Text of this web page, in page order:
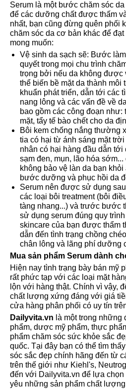
Serum là một bước chăm sóc
để các dưỡng chất được thấm
nhất, bạn cũng đừng quên phối
chăm sóc da cơ bản khác để
mong muốn:
Vệ sinh da sạch sẽ: Bước
quyết trong mọi chu trình
trọng bởi nếu da không được
thể biến bề mặt da thành
khuẩn phát triển, dẫn tới các
nang lông và các vấn đề về
bao gồm các công đoạn
mặt, tẩy tế bào chết cho da
Bôi kem chống nắng thường
tia có hại từ ánh sáng mặt
nhân có hại hàng đầu dẫn
sạm đen, mụn, lão hóa
không bảo vệ làn da bạn
bước dưỡng và phục hồi da
Serum nên được sử dụng
các loại bôi treatment (bôi
tàng nhang...) và trước bước
sử dụng serum đúng quy
skincare của bạn được thẩm
dẫn đến tình trạng chồng
chân lông và lãng phí dưỡng
Mua sản phẩm Serum dành
Hiện nay tình trạng bày bán mỹ
rất phức tạp với các loại mặt
lộn với hàng thật. Chính vì vậy,
chất lượng xứng đáng với giá
cửa hàng phân phối có uy tín
Dailyvita.vn là một trong
phẩm, dược mỹ phẩm, thực
phẩm chăm sóc sức khỏe sắc
quốc. Tại đây bạn có thể tìm
sóc sắc đẹp chính hãng đến từ
trên thế giới như Kiehl's,
đến với Dailyvita.vn để lựa
yêu những sản phẩm chất